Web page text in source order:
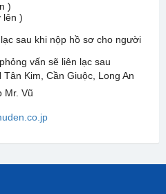
)
lên )
sau khi nộp hồ sơ cho người
vấn sẽ liên lạc sau
Tân Kim, Cần Giuộc, Long An
Mr. Vũ